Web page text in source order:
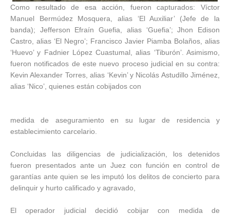
Como resultado de esa acción, fueron capturados: Víctor
Manuel Bermúdez Mosquera, alias ‘El Auxiliar’ (Jefe de la
banda); Jefferson Efraín Guefia, alias ‘Guefia’; Jhon Edison
Castro, alias ‘El Negro’; Francisco Javier Piamba Bolaños, alias
‘Huevo’ y Fadnier López Cuastumal, alias ‘Tiburón’. Asimismo,
fueron notificados de este nuevo proceso judicial en su contra:
Kevin Alexander Torres, alias ‘Kevin’ y Nicolás Astudillo Jiménez,
alias ‘Nico’, quienes están cobijados con
medida de aseguramiento en su lugar de residencia y
establecimiento carcelario.
Concluidas las diligencias de judicialización, los detenidos
fueron presentados ante un Juez con función en control de
garantías ante quien se les imputó los delitos de concierto para
delinquir y hurto calificado y agravado,
El operador judicial decidió cobijar con medida de